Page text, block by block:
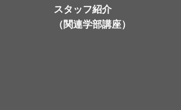
スタッフ紹介
（関連学部講座）